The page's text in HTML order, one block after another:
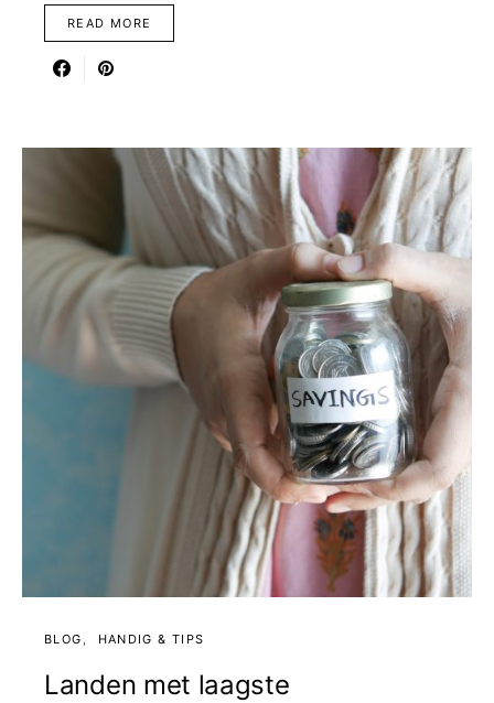
READ MORE
BLOG HANDIG & TIPS
Landen met laagste